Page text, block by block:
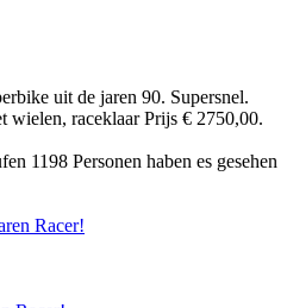
uit de jaren 90. Supersnel.
wielen, raceklaar Prijs € 2750,00.
1198 Personen haben es gesehen